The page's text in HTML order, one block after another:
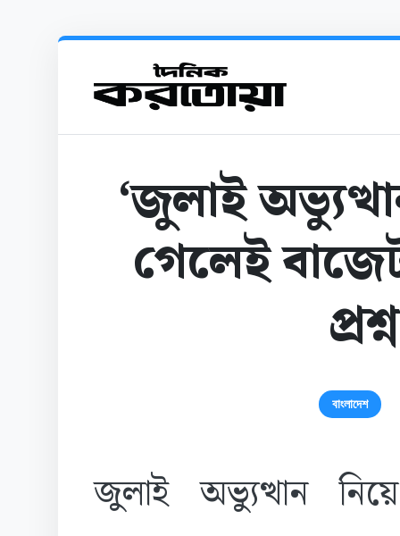
‘জুলাই
গেলেই
বাংলাদেশ
জুলাই অভ্যুত্থান